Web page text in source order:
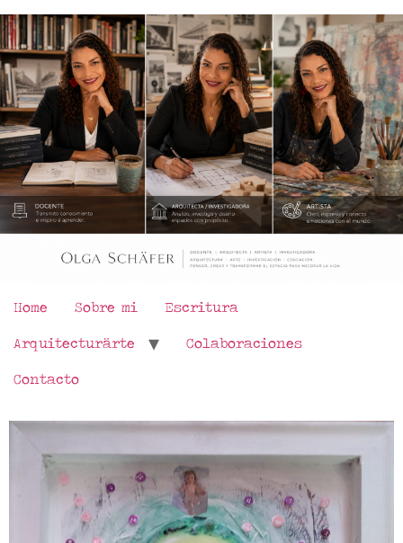
Home Sobre mi
Escritura
Arquitecturärte
Colaboraciones
Contacto